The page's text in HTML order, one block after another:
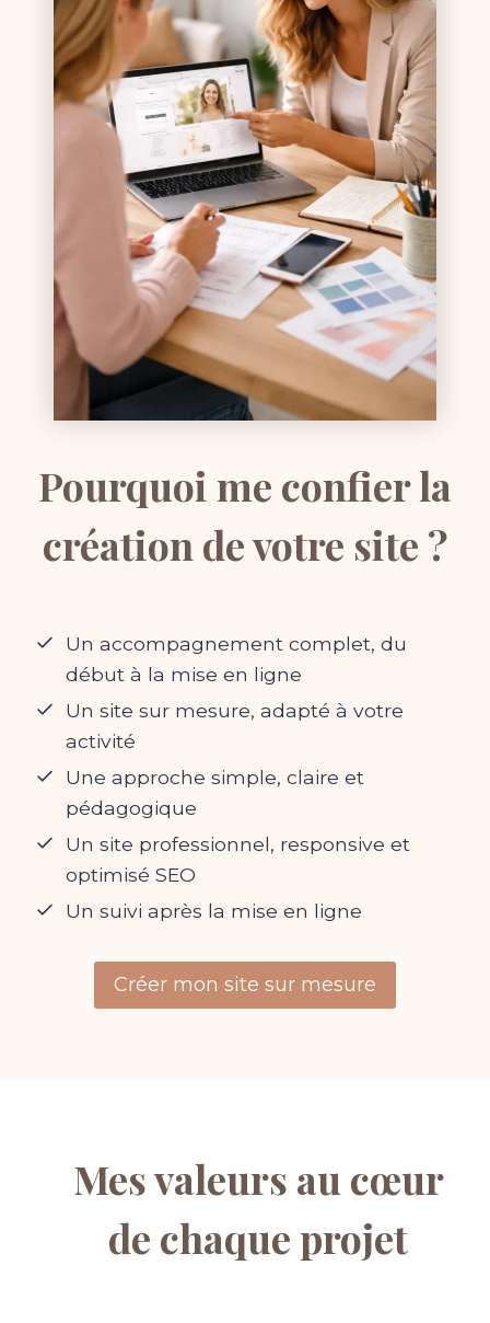
Pourquoi me confier la
création de votre site ?
Un accompagnement complet, du
début à la mise en ligne
Un site sur mesure, adapté à votre
activité
Une approche simple, claire et
pédagogique
Un site professionnel, responsive et
optimisé SEO
Un suivi après la mise en ligne
Créer mon site sur mesure
Mes valeurs au cœur
de chaque projet